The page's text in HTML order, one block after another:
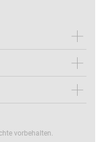
vorbehalten.